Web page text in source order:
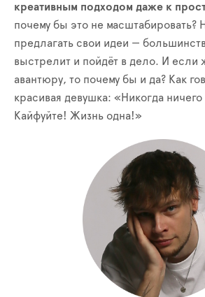
креативным подходом даже к
почему бы это не масштабировать?
предлагать свои идеи —
выстрелит и пойдёт в дело. И если
авантюру, то почему бы и да? Как
красивая девушка: «Никогда ничего
Кайфуйте! Жизнь одна!»